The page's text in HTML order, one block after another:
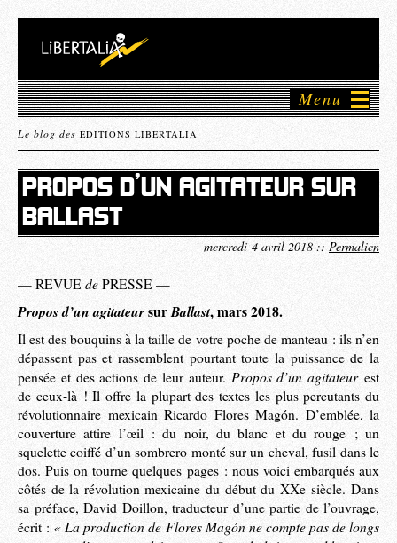
Menu
Le blog des ÉDITIONS LIBERTALIA
PROPOS D’UN AGITATEUR SUR
BALLAST
mercredi 4 avril 2018 :: Permalien
— REVUE de PRESSE —
Propos d’un agitateursurBallast, mars 2018.
Il est des bouquins à la taille de votre poche de manteau : ils n’en
dépassent pas et rassemblent pourtant toute la puissance de la
pensée et des actions de leur auteur. Propos d’un agitateurest
de ceux-là ! Il offre la plupart des textes les plus percutants du
révolutionnaire mexicain Ricardo Flores Magón. D’emblée, la
couverture attire l’œil : du noir, du blanc et du rouge ; un
squelette coiffé d’un sombrero monté sur un cheval, fusil dans le
dos. Puis on tourne quelques pages : nous voici embarqués aux
côtés de la révolution mexicaine du début du XXe siècle. Dans
sa préface, David Doillon, traducteur d’une partie de l’ouvrage,
écrit : « La production de Flores Magón ne compte pas de longs